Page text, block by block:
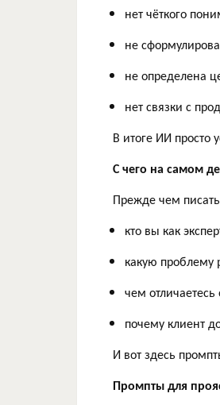
нет чёткого
не
не определена
нет связки с
В итоге ИИ просто
С чего на самом
Прежде чем
кто вы как
какую проблему
чем
почему клиент
И вот здесь
Промпты для